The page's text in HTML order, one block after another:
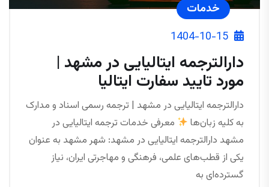
خدمات
1404-10-15
دارالترجمه ایتالیایی در مشهد |
مورد تایید سفارت ایتالیا
دارالترجمه ایتالیایی در مشهد | ترجمه رسمی اسناد و مدارک
به کلیه زبان‌ها
معرفی خدمات ترجمه ایتالیایی در
مشهد دارالترجمه ایتالیایی در مشهد: شهر مشهد به‌ عنوان
یکی از قطب‌های علمی، فرهنگی و مهاجرتی ایران، نیاز
گسترده‌ای به